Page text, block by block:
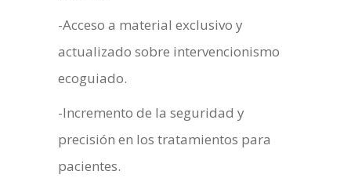
-Acceso a material exclusivo y
actualizado sobre intervencionismo
ecoguiado.
-Incremento de la seguridad y
precisión en los tratamientos para
pacientes.